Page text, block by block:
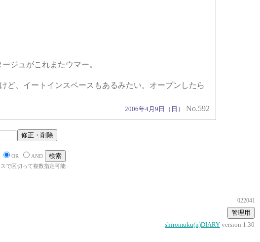
ジュがこれまたウマー。
ど、イートインスペースもあるみたい。オープンしたら
2006年4月9日（日） No.592
OR
AND
スで区切って複数指定可能
022041
shiromuku(n)DIARY version 1.30